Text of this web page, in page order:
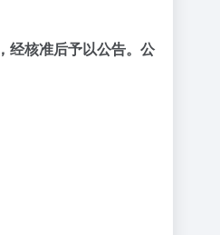
经核准后予以公告。公